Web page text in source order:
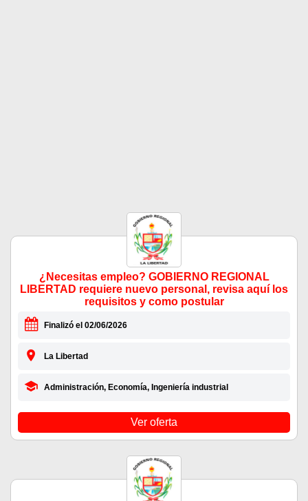
¿Necesitas empleo? GOBIERNO REGIONAL
LIBERTAD requiere nuevo personal, revisa aquí los
requisitos y como postular
Finalizó el 02/06/2026
La Libertad
Administración, Economía, Ingeniería industrial
Ver oferta